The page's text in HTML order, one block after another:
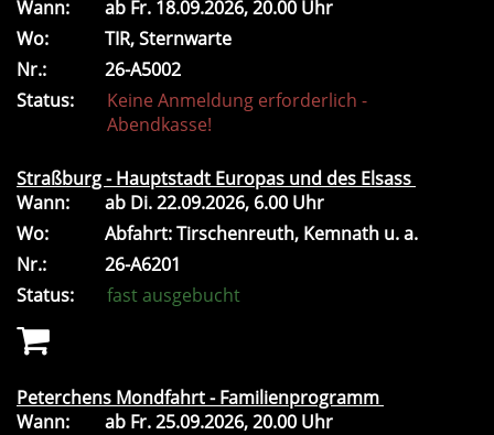
Wann:
ab Fr. 18.09.2026, 20.00 Uhr
Wo:
TIR, Sternwarte
Nr.:
26-A5002
Status:
Keine Anmeldung erforderlich -
Abendkasse!
Straßburg - Hauptstadt Europas und des Elsass
Wann:
ab Di.22.09.2026, 6.00 Uhr
Wo:
Abfahrt: Tirschenreuth, Kemnath u. a.
Nr.:
26-A6201
Status:
fast ausgebucht
Peterchens Mondfahrt - Familienprogramm
Wann:
ab Fr.25.09.2026, 20.00 Uhr